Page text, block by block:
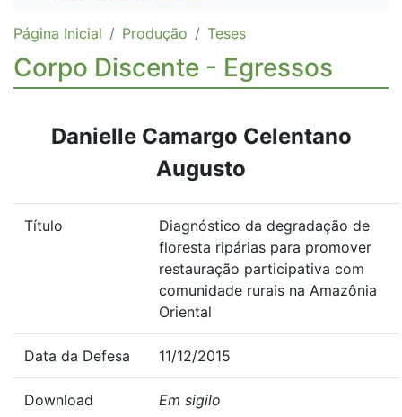
Página Inicial Produção Teses
Corpo Discente - Egressos
Danielle Camargo Celentano
Augusto
Título
Diagnóstico da degradação de
floresta ripárias para promover
restauração participativa com
comunidade rurais na Amazônia
Oriental
Data da Defesa 11/12/2015
Download Em sigilo